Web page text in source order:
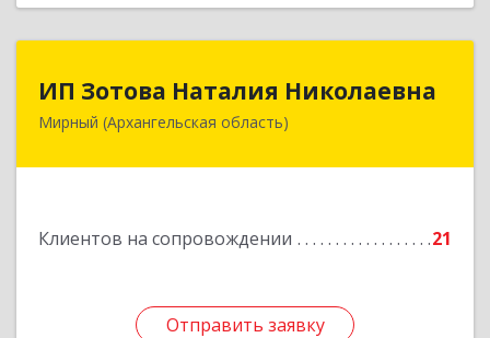
ИП Зотова Наталия Николаевна
Мирный (Архангельская область)
Клиентов на сопровождении 21
Отправить заявку
164170, г.Мирный, Архангельской обл.,
Отправить заявку